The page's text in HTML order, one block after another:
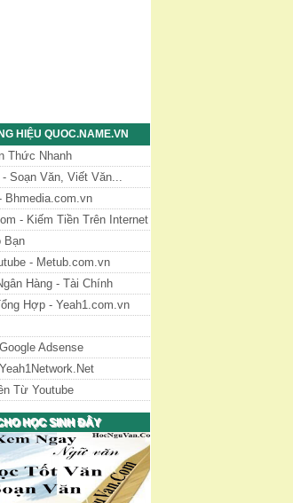
HIỆU QUOC.NAME.VN
Thức Nhanh
Soạn Văn, Viết Văn...
Bhmedia.com.vn
- Kiếm Tiền Trên Internet
Bạn
- Metub.com.vn
Hàng - Tài Chính
Hợp - Yeah1.com.vn
Adsense
Từ Youtube
HỌC SINH ĐÂY